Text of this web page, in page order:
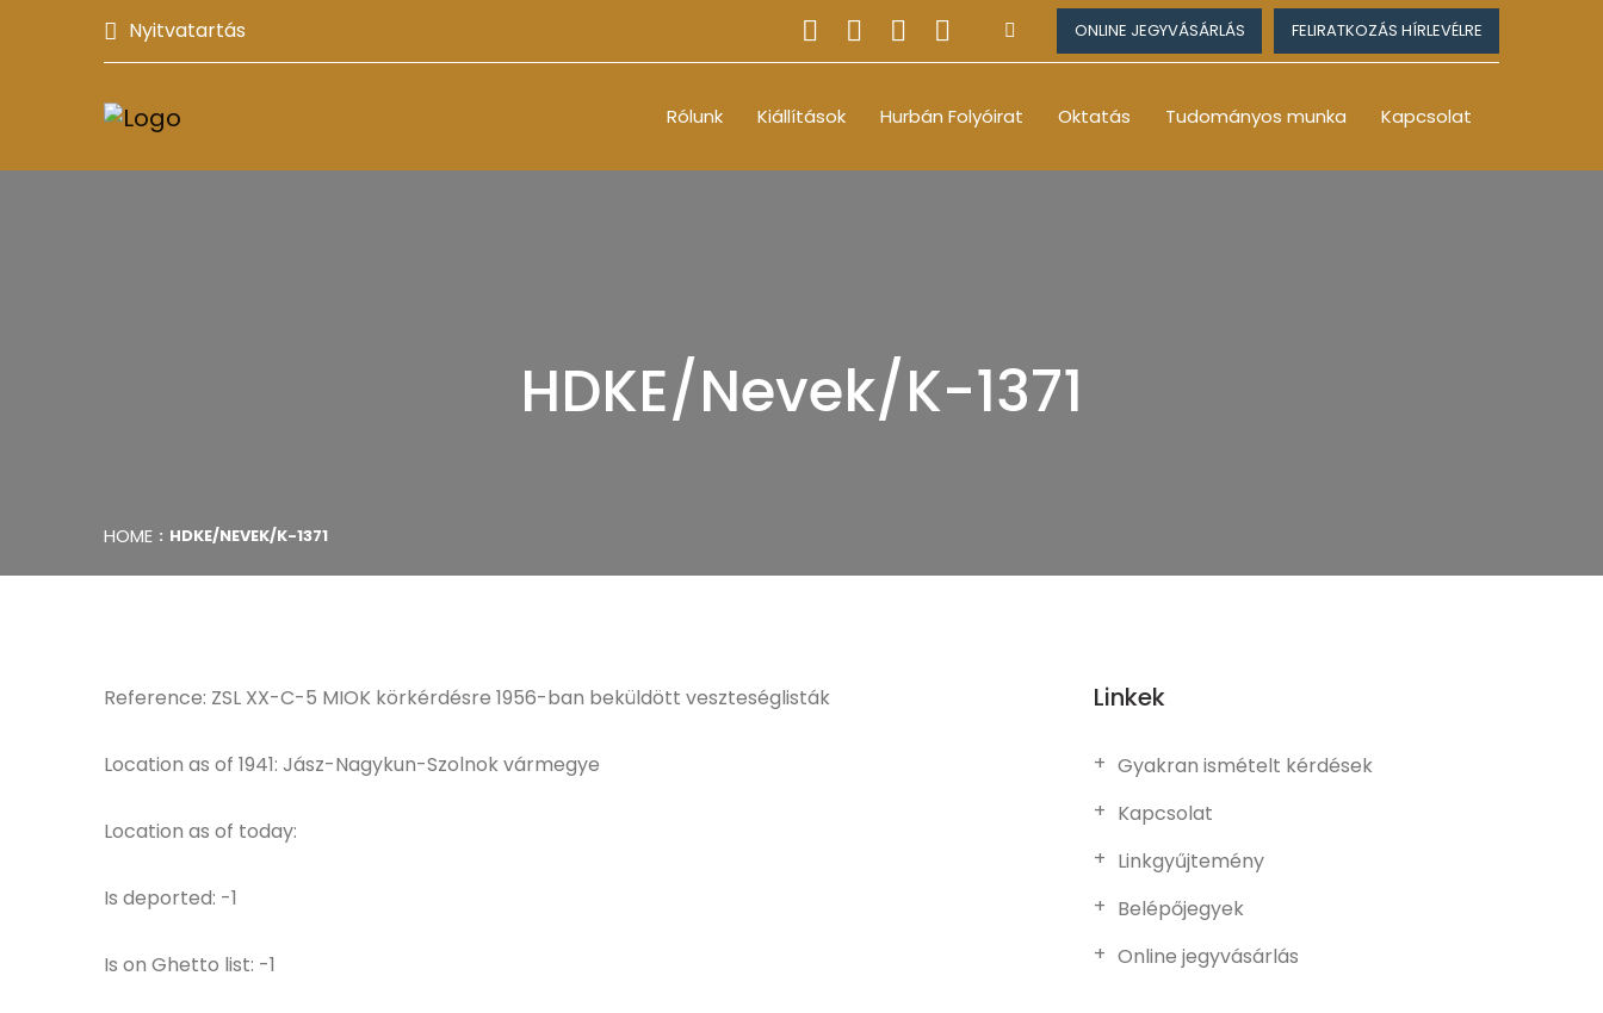
Nyitvatartás ONLINE JEGYVÁSÁRLÁS FELIRATKOZÁS HÍRLEVÉLRE
Rólunk Kiállítások Hurbán Folyóirat Oktatás Tudományos munka Kapcsolat
HDKE/Nevek/K-1371
HOME HDKE/NEVEK/K-1371
Reference: ZSL XX-C-5 MIOK körkérdésre 1956-ban beküldött veszteséglisták
Location as of 1941: Jász-Nagykun-Szolnok vármegye
Location as of today:
Is deported: -1
Is on Ghetto list: -1
Linkek
Gyakran ismételt kérdések
Kapcsolat
Linkgyűjtemény
Belépőjegyek
Online jegyvásárlás